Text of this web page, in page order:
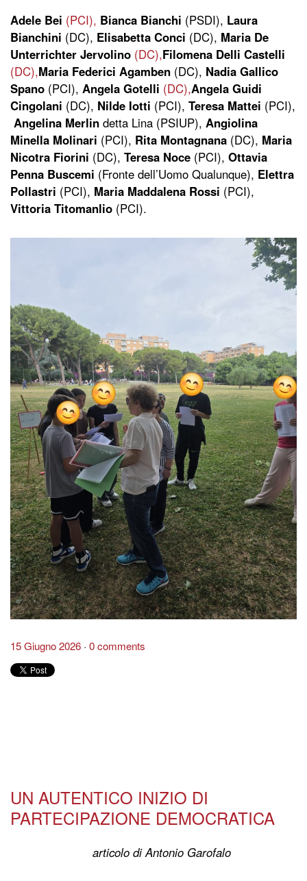
Adele Bei (PCI), Bianca Bianchi (PSDI), Laura
Bianchini (DC), Elisabetta Conci (DC), Maria De
Unterrichter Jervolino (DC),Filomena Delli Castelli
(DC),Maria Federici Agamben (DC), Nadia Gallico
Spano (PCI), Angela Gotelli (DC),Angela Guidi
Cingolani (DC), Nilde Iotti (PCI), Teresa Mattei (PCI),
Angelina Merlin detta Lina (PSIUP), Angiolina
Minella Molinari (PCI), Rita Montagnana (DC), Maria
Nicotra Fiorini (DC), Teresa Noce (PCI), Ottavia
Penna Buscemi (Fronte dell’Uomo Qualunque), Elettra
Pollastri (PCI), Maria Maddalena Rossi (PCI),
Vittoria Titomanlio (PCI).
15 Giugno 2026 0 comments
UN AUTENTICO INIZIO DI
PARTECIPAZIONE DEMOCRATICA
articolo di Antonio Garofalo